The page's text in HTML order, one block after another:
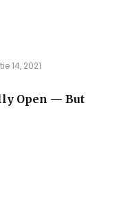
14, 2021
Open — But